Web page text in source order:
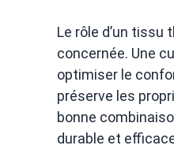
Le rôle d’un tissu
concernée. Une
optimiser le
préserve les
bonne
durable et